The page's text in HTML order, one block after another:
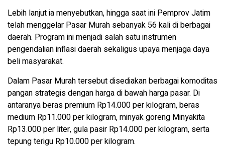
Lebih lanjut ia menyebutkan, hingga saat ini Pemprov Jatim
telah menggelar Pasar Murah sebanyak 56 kali di berbagai
daerah. Program ini menjadi salah satu instrumen
pengendalian inflasi daerah sekaligus upaya menjaga daya
beli masyarakat.
Dalam Pasar Murah tersebut disediakan berbagai komoditas
pangan strategis dengan harga di bawah harga pasar. Di
antaranya beras premium Rp14.000 per kilogram, beras
medium Rp11.000 per kilogram, minyak goreng Minyakita
Rp13.000 per liter, gula pasir Rp14.000 per kilogram, serta
tepung terigu Rp10.000 per kilogram.